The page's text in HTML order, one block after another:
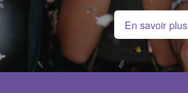
En savoir plus